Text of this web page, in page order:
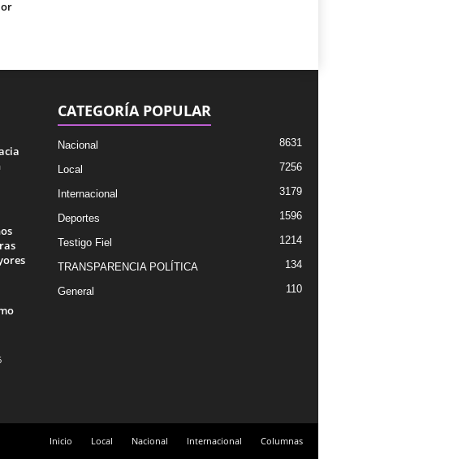
CATEGORÍA POPULAR
Nacional 8631
Local 7256
Internacional 3179
Deportes 1596
Testigo Fiel 1214
TRANSPARENCIA POLÍTICA 134
General 110
Inicio Local Nacional Internacional Columnas